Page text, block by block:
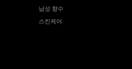
남성 향수
스킨케어